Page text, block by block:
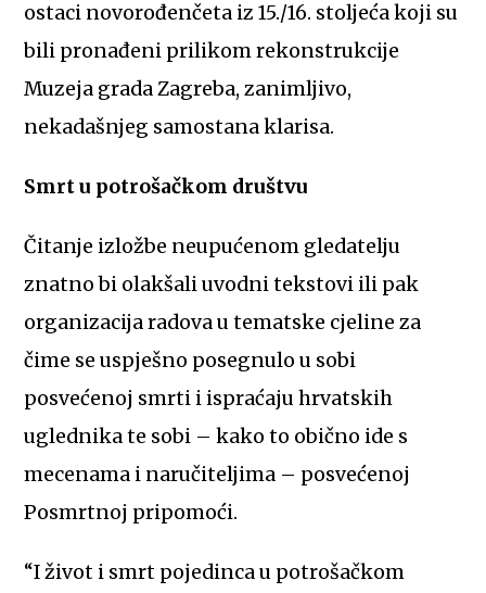
ostaci novorođenčeta iz 15./16. stoljeća koji su
bili pronađeni prilikom rekonstrukcije
Muzeja grada Zagreba, zanimljivo,
nekadašnjeg samostana klarisa.
Smrt u potrošačkom društvu
Čitanje izložbe neupućenom gledatelju
znatno bi olakšali uvodni tekstovi ili pak
organizacija radova u tematske cjeline za
čime se uspješno posegnulo u sobi
posvećenoj smrti i ispraćaju hrvatskih
uglednika te sobi – kako to obično ide s
mecenama i naručiteljima – posvećenoj
Posmrtnoj pripomoći.
“I život i smrt pojedinca u potrošačkom